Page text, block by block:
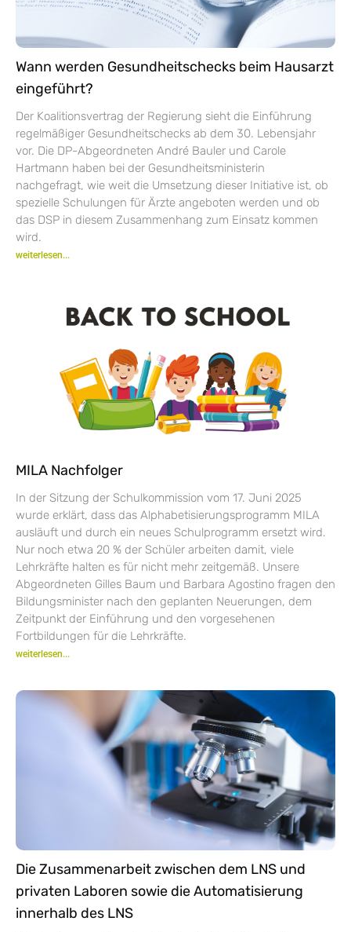
Wann werden Gesundheitschecks beim Hausarzt
eingeführt?
Der Koalitionsvertrag der Regierung sieht die Einführung
regelmäßiger Gesundheitschecks ab dem 30. Lebensjahr
vor. Die DP-Abgeordneten André Bauler und Carole
Hartmann haben bei der Gesundheitsministerin
nachgefragt, wie weit die Umsetzung dieser Initiative ist, ob
spezielle Schulungen für Ärzte angeboten werden und ob
das DSP in diesem Zusammenhang zum Einsatz kommen
wird.
weiterlesen...
MILA Nachfolger
In der Sitzung der Schulkommission vom 17. Juni 2025
wurde erklärt, dass das Alphabetisierungsprogramm MILA
ausläuft und durch ein neues Schulprogramm ersetzt wird.
Nur noch etwa 20 % der Schüler arbeiten damit, viele
Lehrkräfte halten es für nicht mehr zeitgemäß. Unsere
Abgeordneten Gilles Baum und Barbara Agostino fragen den
Bildungsminister nach den geplanten Neuerungen, dem
Zeitpunkt der Einführung und den vorgesehenen
Fortbildungen für die Lehrkräfte.
weiterlesen...
Die Zusammenarbeit zwischen dem LNS und
privaten Laboren sowie die Automatisierung
innerhalb des LNS